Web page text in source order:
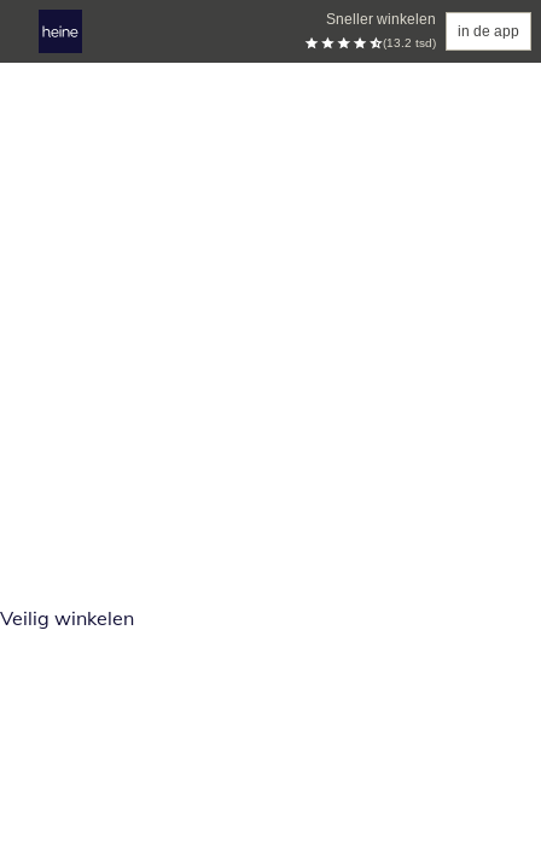
Sneller winkelen
(13.2 tsd)
in de app
Veilig winkelen